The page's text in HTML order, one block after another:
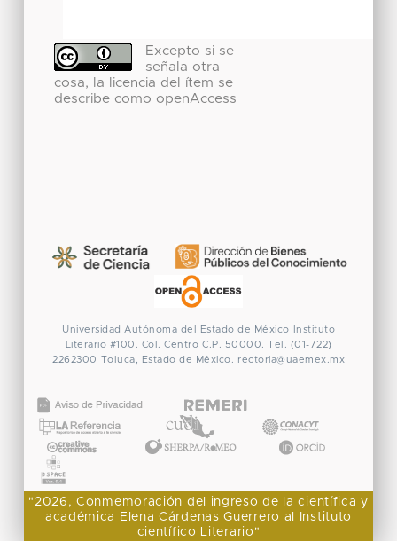
Excepto si se
señala otra
cosa, la licencia del ítem se
describe como openAccess
Universidad Autónoma del Estado de México
Instituto
Literario #100. Col. Centro C.P. 50000. Tel. (01-722)
2262300
Toluca, Estado de México. rectoria@uaemex.mx
"2026, Conmemoración del ingreso de la científica y
académica Elena Cárdenas Guerrero al Instituto
científico Literario"